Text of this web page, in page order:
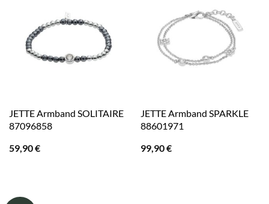
JETTE Armband SOLITAIRE
87096858
59,90€
JETTE Armband SPARKLE
88601971
99,90€